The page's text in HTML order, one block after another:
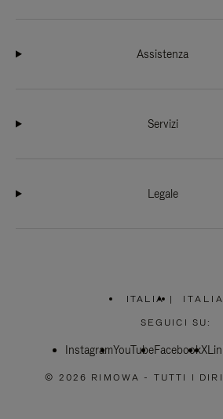
Assistenza
Servizi
Legale
ITALIA
SELEZIONA
IL
PAESE
|
SEGUICI SU:
InstagramYouTubeFacebookX
© 2026 RIMOWA - TUTTI I